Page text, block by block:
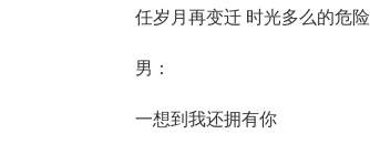
任岁月再变迁 时光多么的危险
男：
一想到我还拥有你